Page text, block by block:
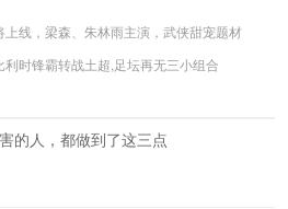
线，梁森、朱林雨主演，武侠甜宠题材
时锋霸转战土超,足坛再无三小组合
的人，都做到了这三点